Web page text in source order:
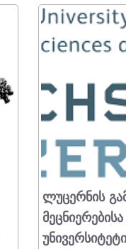
Ლუცერნის
Უნივერსიტეტი